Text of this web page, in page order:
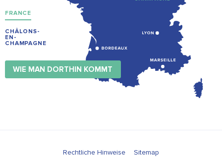
FRANCE
CHÂLONS-
EN-
CHAMPAGNE
WIE MAN DORTHIN KOMMT
Rechtliche Hinweise Sitemap